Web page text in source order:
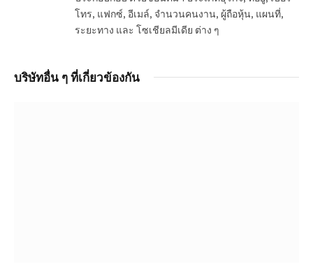
โทร, แฟกซ์, อีเมล์, จำนวนคนงาน, ผู้ถือหุ้น, แผนที่,
ระยะทาง และ โซเชียลมีเดีย ต่าง ๆ
บริษัทอื่น ๆ ที่เกี่ยวข้องกัน